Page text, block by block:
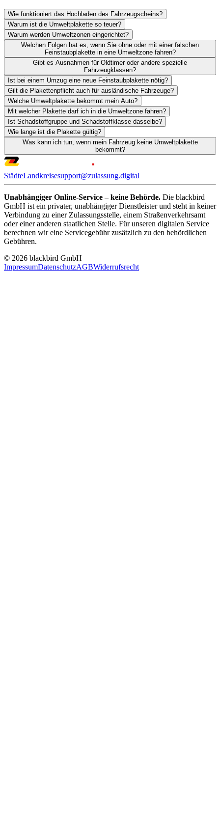
Wie funktioniert das Hochladen des Fahrzeugscheins?
Warum ist die Umweltplakette so teuer?
Warum werden Umweltzonen eingerichtet?
Welchen Folgen hat es, wenn Sie ohne oder mit einer falschen
Feinstaubplakette in eine Umweltzone fahren?
Gibt es Ausnahmen für Oldtimer oder andere spezielle
Fahrzeugklassen?
Ist bei einem Umzug eine neue Feinstaubplakette nötig?
Gilt die Plakettenpflicht auch für ausländische Fahrzeuge?
Welche Umweltplakette bekommt mein Auto?
Mit welcher Plakette darf ich in die Umweltzone fahren?
Ist Schadstoffgruppe und Schadstoffklasse dasselbe?
Wie lange ist die Plakette gültig?
Was kann ich tun, wenn mein Fahrzeug keine Umweltplakette
bekommt?
StädteLandkreisesupport@zulassung.digital
Unabhängiger Online-Service – keine Behörde. Die blackbird
GmbH ist ein privater, unabhängiger Dienstleister und steht in keiner
Verbindung zu einer Zulassungsstelle, einem Straßenverkehrsamt
oder einer anderen staatlichen Stelle. Für unseren digitalen Service
berechnen wir eine Servicegebühr zusätzlich zu den behördlichen
Gebühren.
© 2026 blackbird GmbH
ImpressumDatenschutzAGBWiderrufsrecht